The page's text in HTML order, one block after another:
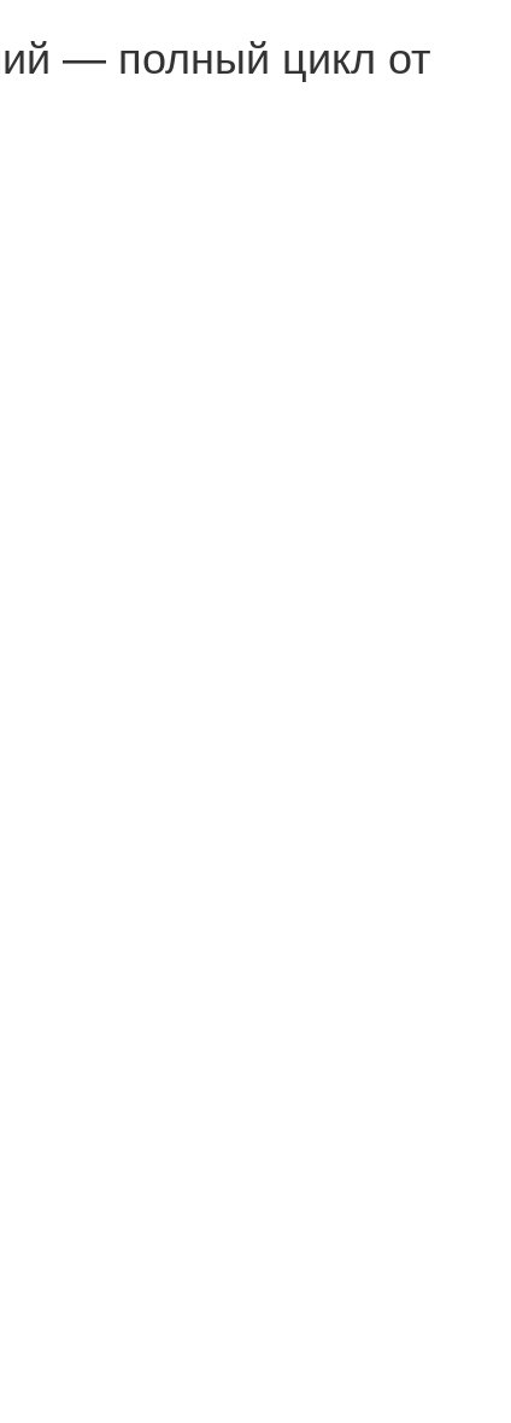
— полный цикл от